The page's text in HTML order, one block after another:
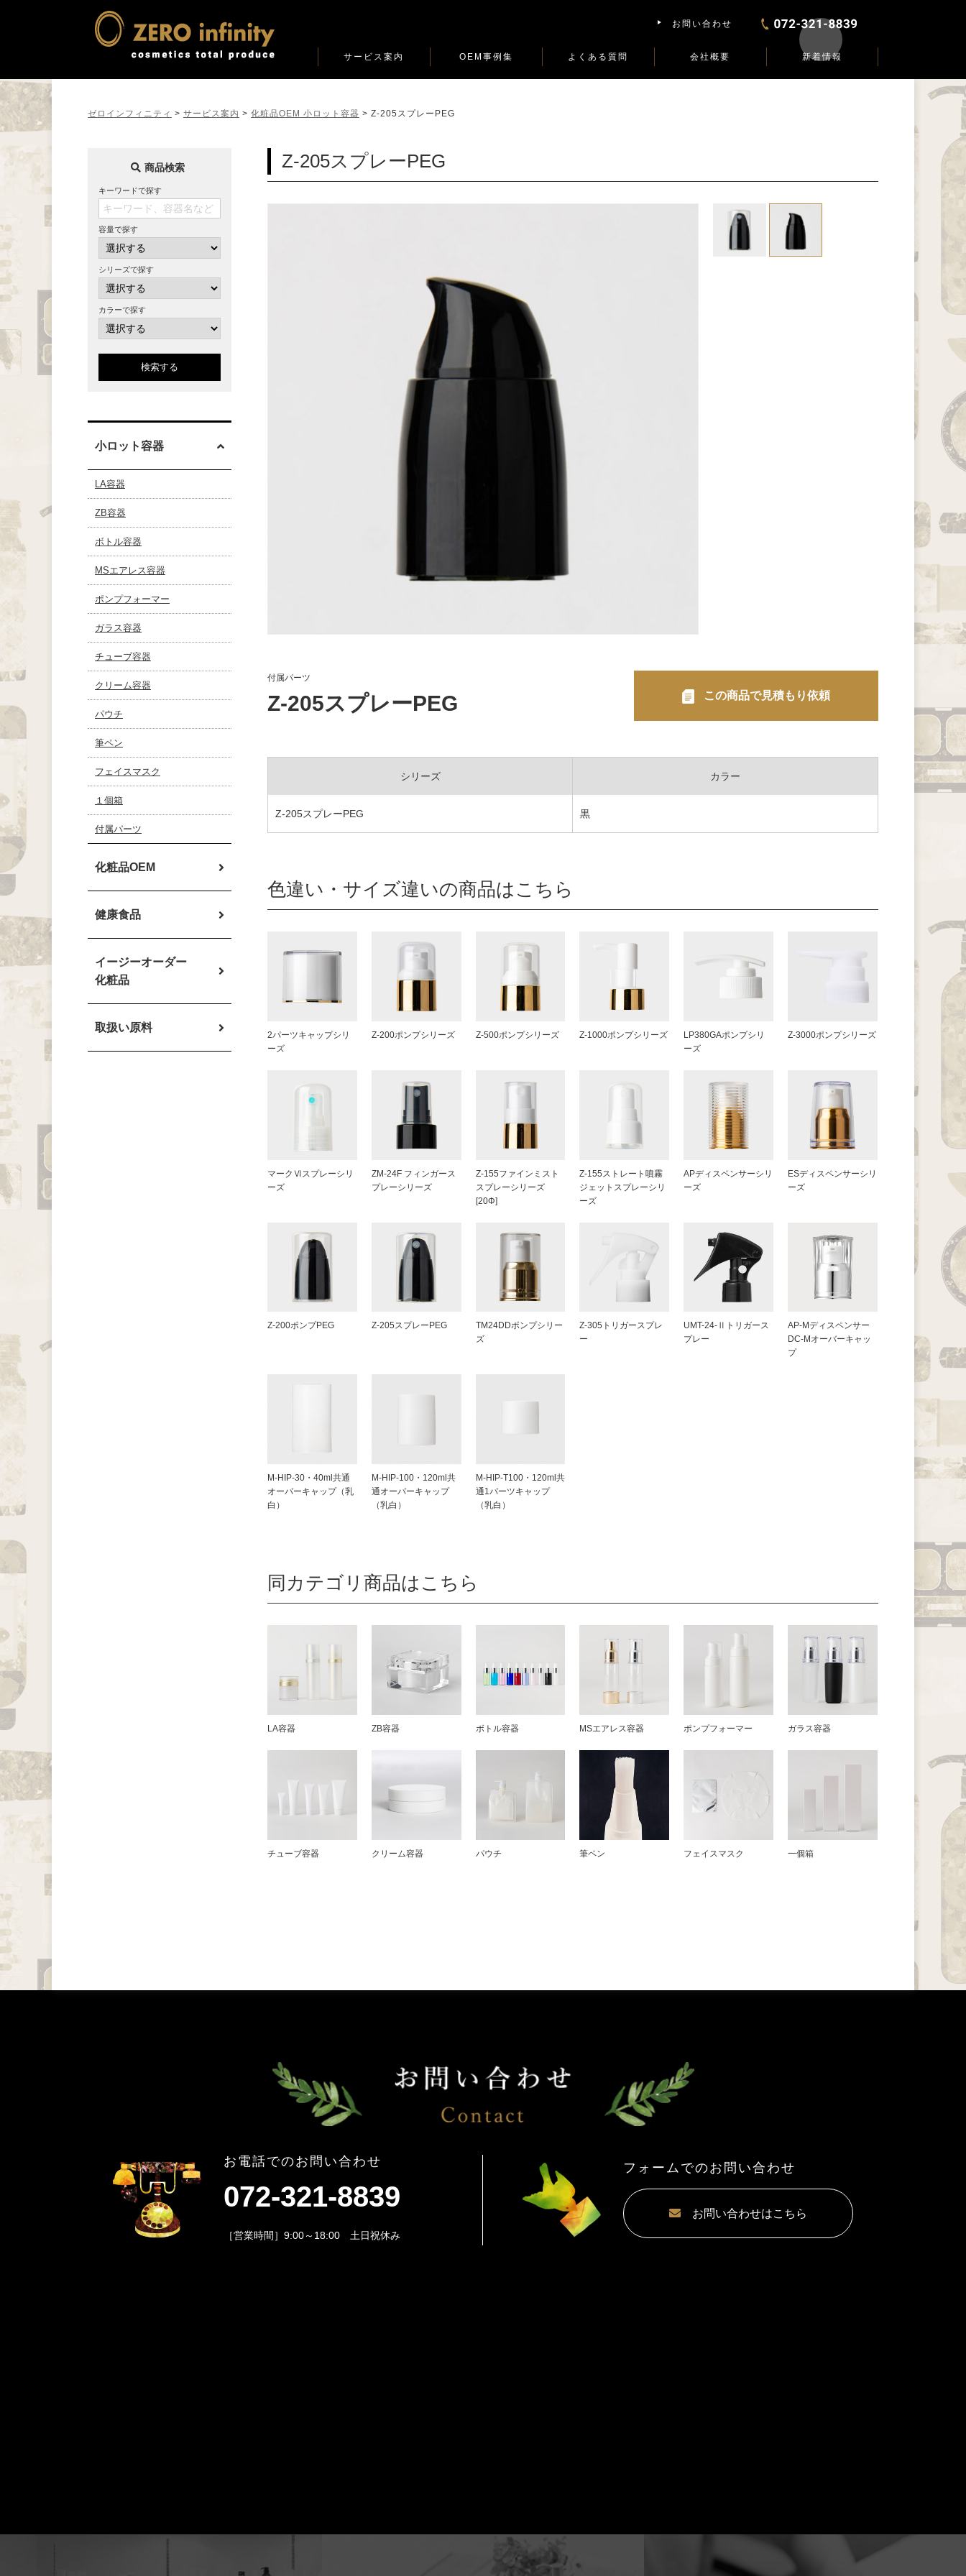
お問い合わせ
サービス案内 OEM事例集 よくある質問 会社概要 新着情報
ゼロインフィニティ > サービス案内 > 化粧品OEM 小ロット容器 > Z-205スプレーPEG
Z-205スプレーPEG
付属パーツ
Z-205スプレーPEG この商品で見積もり依頼
シリーズ カラー
Z-205スプレーPEG 黒
色違い・サイズ違いの商品はこちら
2パーツキャップシリ
ーズ
Z-200ポンプシリーズ Z-500ポンプシリーズ Z-1000ポンプシリーズ
LP380GAポンプシリ
ーズ
Z-3000ポンプシリーズ
マークⅥスプレーシリ
ーズ
ZM-24F フィンガース
プレーシリーズ
Z-155ファインミスト
スプレーシリーズ
[20Φ]
Z-155ストレート噴霧
ジェットスプレーシリ
ーズ
APディスペンサーシリ
ーズ
ESディスペンサーシリ
ーズ
Z-200ポンプPEG Z-205スプレーPEG
TM24DDポンプシリー
ズ
Z-305トリガースプレ
ー
UMT-24-Ⅱトリガース
プレー
AP-Mディスペンサー
DC-Mオーバーキャッ
プ
M-HIP-30・40ml共通
オーバーキャップ（乳
白）
M-HIP-100・120ml共
通オーバーキャップ
（乳白）
M-HIP-T100・120ml共
通1パーツキャップ
（乳白）
同カテゴリ商品はこちら
LA容器 ZB容器 ボトル容器 MSエアレス容器 ポンプフォーマー ガラス容器
チューブ容器 クリーム容器 パウチ 筆ペン フェイスマスク 一個箱
商品検索
キーワードで探す
容量で探す
シリーズで探す
カラーで探す
検索する
小ロット容器
LA容器
ZB容器
ボトル容器
MSエアレス容器
ポンプフォーマー
ガラス容器
チューブ容器
クリーム容器
パウチ
筆ペン
フェイスマスク
１個箱
付属パーツ
化粧品OEM
健康食品
イージーオーダー
化粧品
取扱い原料
お電話でのお問い合わせ
072-321-8839
［営業時間］9:00～18:00 土日祝休み
フォームでのお問い合わせ
お問い合わせはこちら